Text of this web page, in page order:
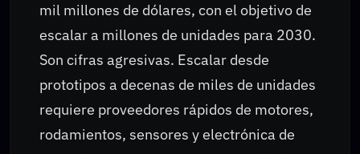
mil millones de dólares, con el objetivo de
escalar a millones de unidades para 2030.
Son cifras agresivas. Escalar desde
prototipos a decenas de miles de unidades
requiere proveedores rápidos de motores,
rodamientos, sensores y electrónica de